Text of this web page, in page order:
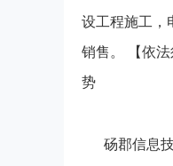
设工程施工，
销售。 【依
势
砀郡信息